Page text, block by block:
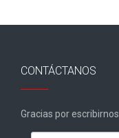
CONTÁCTANOS
Gracias por escribirnos